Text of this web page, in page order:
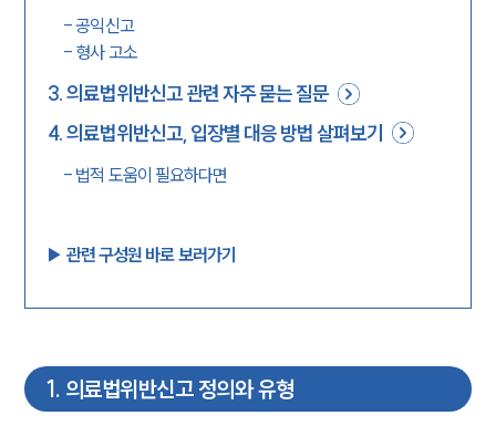
-공익신고
- 형사 고소
3.의료법위반신고 관련 자주 묻는 질문
4.의료법위반신고, 입장별 대응 방법 살펴보기
- 법적 도움이 필요하다면
▶︎ 관련 구성원 바로 보러가기
1. 의료법위반신고 정의와 유형